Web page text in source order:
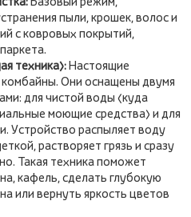
пыли, крошек, волос и
с ковровых покрытий,
техника):Настоящие
Они оснащены двумя
для чистой воды (куда
моющие средства) и для
Устройство распыляет воду
растворяет грязь и сразу
Такая техника поможет
кафель, сделать глубокую
или вернуть яркость цветов